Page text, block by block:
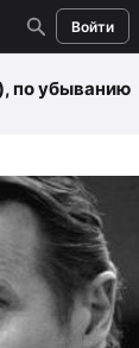
Войти
, по убыванию